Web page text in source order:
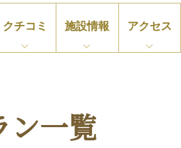
クチコミ 施設情報 アクセス
ン一覧